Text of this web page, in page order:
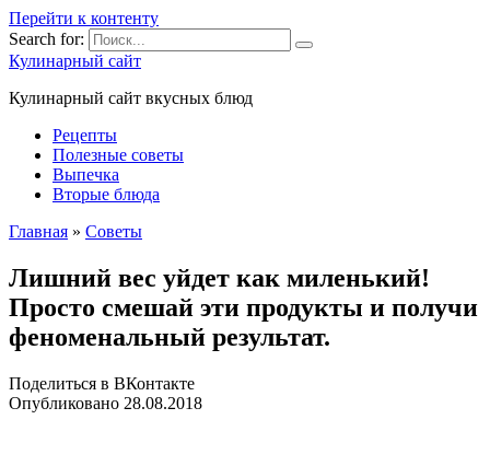
Перейти к контенту
Search for:
Кулинарный сайт
Кулинарный сайт вкусных блюд
Рецепты
Полезные советы
Выпечка
Вторые блюда
Главная » Советы
Лишний вес уйдет как миленький!
Просто смешай эти продукты и получи
феноменальный результат.
Поделиться в ВКонтакте
Опубликовано 28.08.2018